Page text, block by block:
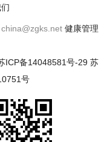
china@zgks.net健康管理
ICP备14048581号-29 苏
号